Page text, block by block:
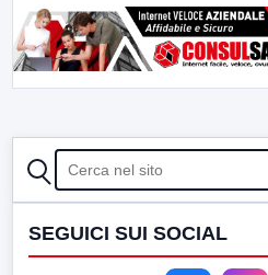
CERCA
SEGUICI SUI SOCIAL